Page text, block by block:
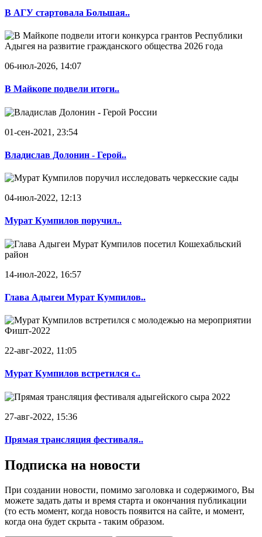
В АГУ стартовала Большая..
06-июл-2026, 14:07
В Майкопе подвели итоги..
01-сен-2021, 23:54
Владислав Долонин - Герой..
04-июл-2022, 12:13
Мурат Кумпилов поручил..
14-июл-2022, 16:57
Глава Адыгеи Мурат Кумпилов..
22-авг-2022, 11:05
Мурат Кумпилов встретился с..
27-авг-2022, 15:36
Прямая трансляция фестиваля..
Подписка на новости
При создании новости, помимо заголовка и содержимого, Вы
можете задать даты и время старта и окончания публикации
(то есть момент, когда новость появится на сайте, и момент,
когда она будет скрыта - таким образом.